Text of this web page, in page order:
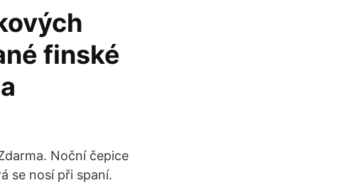
finské
Noční čepice
se nosí při spaní.